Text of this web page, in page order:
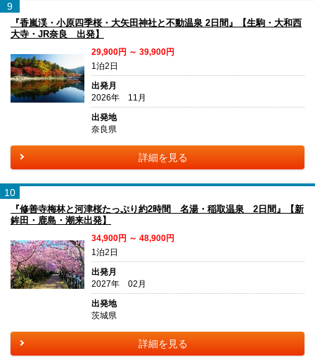
9
『香嵐渓・小原四季桜・大矢田神社と不動温泉 2日間』【生駒・大和西
大寺・JR奈良 出発】
29,900円 ～ 39,900円
1泊2日
出発月
2026年 11月
出発地
奈良県
詳細を見る
10
『修善寺梅林と河津桜たっぷり約2時間 名湯・稲取温泉 2日間』【新
鉾田・鹿島・潮来出発】
34,900円 ～ 48,900円
1泊2日
出発月
2027年 02月
出発地
茨城県
詳細を見る